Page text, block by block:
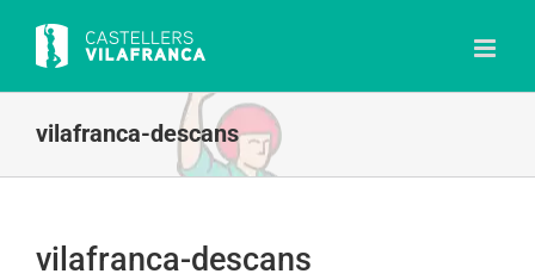
content
vilafranca-descans
vilafranca-descans